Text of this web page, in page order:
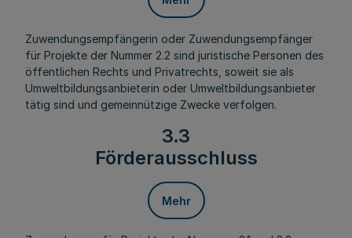
Zuwendungsempfängerin oder Zuwendungsempfänger
für Projekte der Nummer 2.2 sind juristische Personen des
öffentlichen Rechts und Privatrechts, soweit sie als
Umweltbildungsanbieterin oder Umweltbildungsanbieter
tätig sind und gemeinnützige Zwecke verfolgen.
3.3
Förderausschluss
Mehr